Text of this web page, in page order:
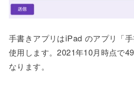
手書きアプリはiPad のアプリ「
使用します。2021年10月時点で
なります。